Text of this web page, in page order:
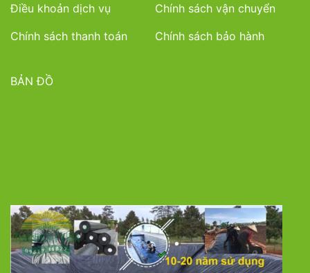
Điều khoản dịch vụ
Chính sách vận chuyển
Chính sách thanh toán
Chính sách bảo hành
BẢN ĐỒ